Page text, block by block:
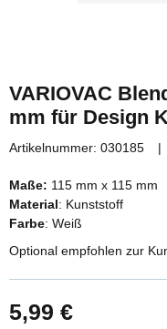
VARIOVAC
mm für Design
Artikelnummer: 030185
Maße: 115 mm x 115 mm
Material: Kunststoff
Farbe: Weiß
Optional empfohlen zur
5,99 €